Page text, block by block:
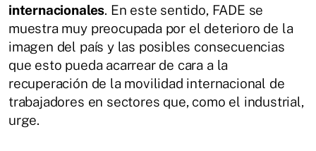
internacionales. En este sentido, FADE se
muestra muy preocupada por el deterioro de la
imagen del país y las posibles consecuencias
que esto pueda acarrear de cara a la
recuperación de la movilidad internacional de
trabajadores en sectores que, como el industrial,
urge.